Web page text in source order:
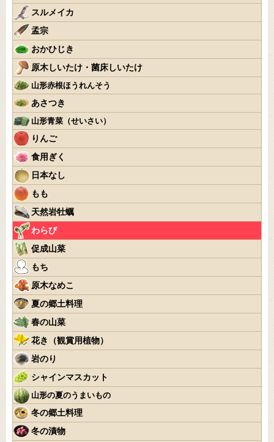
スルメイカ
孟宗
おかひじき
原木しいたけ・菌床しいたけ
山形赤根ほうれんそう
あさつき
山形青菜（せいさい）
りんご
食用ぎく
日本なし
もも
天然岩牡蠣
わらび
促成山菜
もち
原木なめこ
夏の郷土料理
春の山菜
花き（観賞用植物）
岩のり
シャインマスカット
山形の夏のうまいもの
冬の郷土料理
冬の漬物